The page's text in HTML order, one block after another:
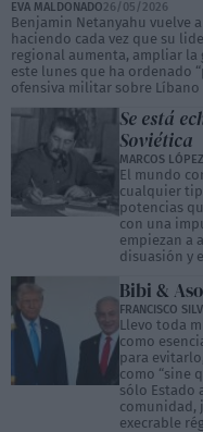
EVA MALDONADO26/05/2026
Benjamin Netanyahu vuelve
haciendo cada vez que su
regional aumenta, ampliar
este lunes que ha ordenado
ofensiva militar sobre
Se está
Soviética
MARCOS LÓPEZ
El mundo
cualquier
potencias
con una
empiezan a
disuasión y
Bibi &
FRANCISCO
Llevo toda
como
para
como “sine
sólo Estado
comunidad,
execrable